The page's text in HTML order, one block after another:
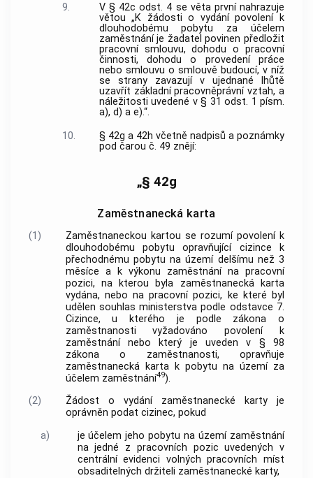
9.
V § 42c odst. 4 se věta první nahrazuje
větou „K žádosti o vydání povolení k
dlouhodobému pobytu za účelem
zaměstnání je žadatel povinen předložit
pracovní smlouvu, dohodu o pracovní
činnosti, dohodu o provedení práce
nebo smlouvu o smlouvě budoucí, v níž
se strany zavazují v ujednané lhůtě
uzavřít základní pracovněprávní vztah, a
náležitosti uvedené v § 31 odst. 1 písm.
a), d) a e).“.
10.
§ 42g a 42h včetně nadpisů a poznámky
pod čarou č. 49 znějí:
„§ 42g
Zaměstnanecká karta
(1)
Zaměstnaneckou kartou se rozumí povolení k
dlouhodobému pobytu opravňující cizince k
přechodnému pobytu na území delšímu než 3
měsíce a k výkonu zaměstnání na pracovní
pozici, na kterou byla zaměstnanecká karta
vydána, nebo na pracovní pozici, ke které byl
udělen souhlas ministerstva podle odstavce 7.
Cizince, u kterého je podle zákona o
zaměstnanosti vyžadováno povolení k
zaměstnání nebo který je uveden v § 98
zákona o zaměstnanosti, opravňuje
zaměstnanecká karta k pobytu na území za
účelem zaměstnání49).
(2)
Žádost o vydání zaměstnanecké karty je
oprávněn podat cizinec, pokud
a)
je účelem jeho pobytu na území zaměstnání
na jedné z pracovních pozic uvedených v
centrální evidenci volných pracovních míst
obsaditelných držiteli zaměstnanecké karty,